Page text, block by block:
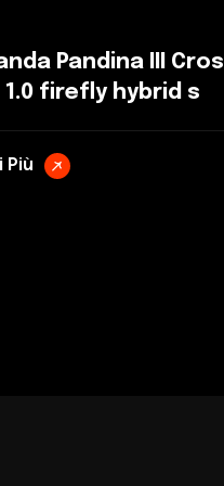
Pandina III
1.0 firefly hybrid s
Più